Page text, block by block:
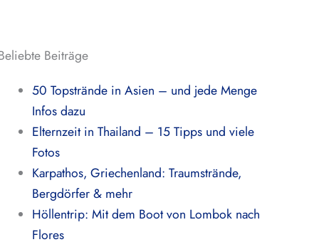
Beiträge
50 Topstrände in Asien – und jede Menge
Infos dazu
Elternzeit in Thailand – 15 Tipps und viele
Fotos
Karpathos, Griechenland: Traumstrände,
Bergdörfer & mehr
Höllentrip: Mit dem Boot von Lombok nach
Flores